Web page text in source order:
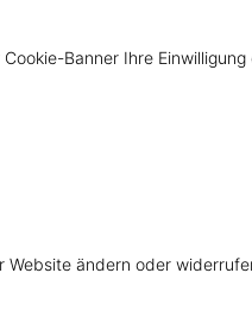
Banner Ihre Einwilligung
Website ändern oder